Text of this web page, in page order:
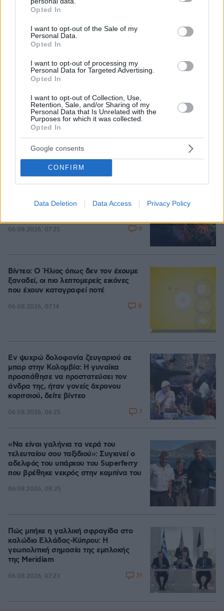
grant or deny consent to Google and its third-party tags to
use your data for below specified purposes in below Google
consent section.
Opted In
I want to opt-out of the Sale of my
Personal Data.
Opted In
I want to opt-out of processing my
Personal Data for Targeted Advertising.
Opted In
I want to opt-out of Collection, Use,
Retention, Sale, and/or Sharing of my
Personal Data that Is Unrelated with the
Purposes for which it was collected.
Opted In
Google consents
CONFIRM
Data Deletion Data Access Privacy Policy
Ζευγάρι Βρετανών με 3 παιδιά πούλησαν τα πάντα
για να αγοράσουν σπίτι στην Αιγιάλεια,
μετακομίσουν, φωτογραφίες
Η εξομολόγηση της συζύγου του
Κώστα Σόμμερ: Ανησυχώ μήπως
ξεχάσει πόσο πολύ τον χρειαζόμαστε
και πόσο τον αγαπάμε
Γιατί έβαλαν στο μάτι τα κοράλλια της
κοσμήματα εκατομμυρίων και η
06.08.2026, 07:25 9
Loaded:
Βίντεο: Ο Ήλιος όπως δεν τον έχουμε
ξαναδεί, οι πιο λεπτομερείς εικόνες
που έχουν καταγραφεί ποτέ
06.08.2026, 07:14 8
Εν ψυχρώ δολοφονία ζευγαριού σε
μπαρ στην Κολομβία: Η γυναίκα
προσπάθησε να προστατεύσει τον
άνδρα της, ήταν γονείς 6χρονου
κοριτσιού, δείτε βίντεο
06.08.2026, 06:25 7
«Να είναι γαλήνια τα νερά του
τελευταίου σου ταξιδιού»: Συγκινεί ο
αδελφός του υπάρχου του Superferry
που βρέθηκε νεκρός στην καμπίνα του
06.08.2026, 08:25
Πώς μπήκε η γαλλική σφραγίδα στο
καλώδιο Ελλάδας-Κύπρου: Η
γεωπολιτική σημασία της εμπλοκής
της Meridiam
06.08.2026, 07:23 21